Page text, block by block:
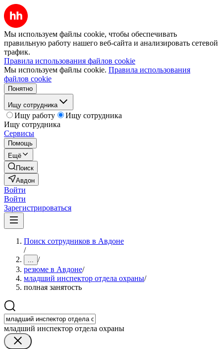
Мы используем файлы cookie, чтобы обеспечивать
правильную работу нашего веб-сайта и анализировать сетевой
трафик.
Правила использования файлов cookie
Мы используем файлы cookie. Правила использования
файлов cookie
Понятно
Ищу сотрудника
Ищу работу
Ищу сотрудника
Ищу сотрудника
Сервисы
Помощь
Ещё
Поиск
Авдон
Войти
Войти
Зарегистрироваться
Поиск сотрудников в Авдоне
/
... /
резюме в Авдоне/
младший инспектор отдела охраны/
полная занятость
младший инспектор отдела охраны